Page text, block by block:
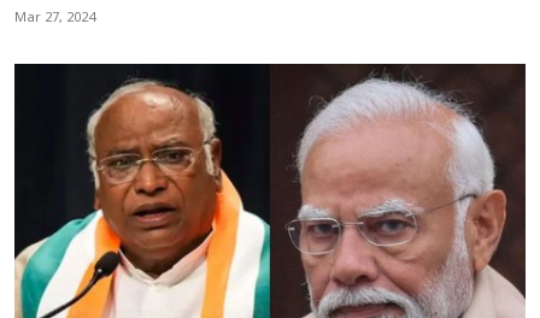
Mar 27, 2024